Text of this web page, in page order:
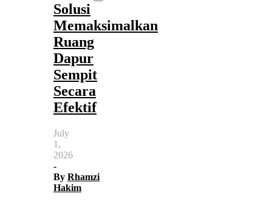
Solusi
Memaksimalkan
Ruang
Dapur
Sempit
Secara
Efektif
July
1,
2026
-
By Rhamzi
Hakim